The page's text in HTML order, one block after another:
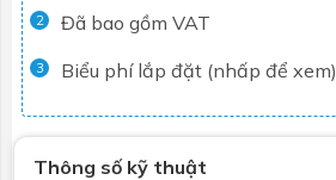
2 Đã bao gồm VAT
3 Biểu phí lắp đặt (nhấp để xem)
Thông số kỹ thuật